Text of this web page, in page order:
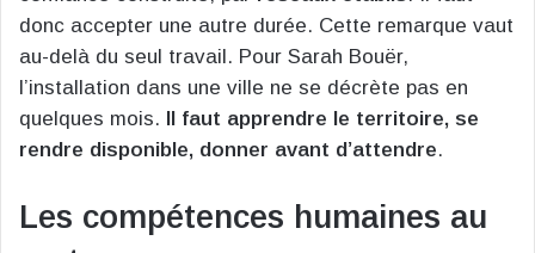
donc accepter une autre durée. Cette remarque vaut
au-delà du seul travail. Pour Sarah Bouër,
l’installation dans une ville ne se décrète pas en
quelques mois.
Il faut apprendre le territoire, se
rendre disponible, donner avant d’attendre.
Les compétences humaines au